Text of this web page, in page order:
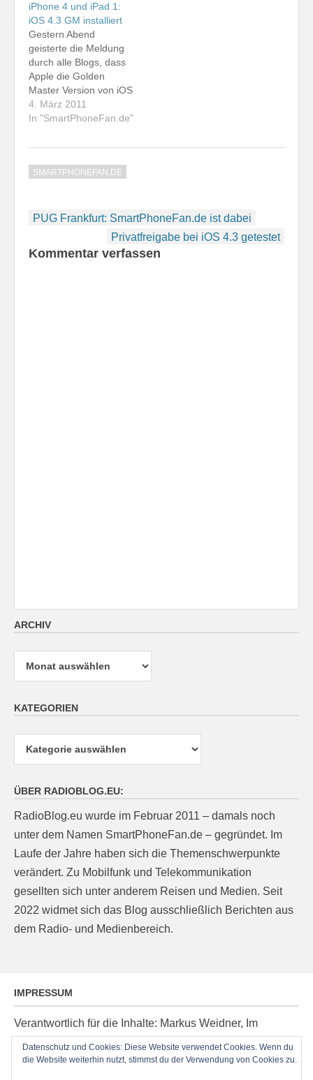
Demnach geht o2 nicht
davon aus, dass der
Fehler an der neuen
iPhone-Firmware liegt.
Der Anbieter will das
Problem nun auf der
Netzseite prüfen.
Unterdessen melden…
iPhone 4 und iPad 1:
iOS 4.3 GM installiert
Gestern Abend
geisterte die Meldung
durch alle Blogs, dass
Apple die Golden
Master Version von iOS
4.3 veröffentlicht hat.
Diese Firmware
der Variante, die später
abgegeben wird - es sei
gefunden. Ich habe
4. März 2011
In "SmartPhoneFan.de"
SMARTPHONEFAN.DE
Beitragsnavigation
PUG Frankfurt: SmartPhoneFan.de ist dabei
Privatfreigabe bei iOS 4.3 getestet
Kommentar verfassen
ARCHIV
Archiv
KATEGORIEN
ÜBER RADIOBLOG.EU:
RadioBlog.eu wurde im Februar 2011 – damals noch
unter dem Namen SmartPhoneFan.de – gegründet. Im
Laufe der Jahre haben sich die Themenschwerpunkte
verändert. Zu Mobilfunk und Telekommunikation
gesellten sich unter anderem Reisen und Medien. Seit
2022 widmet sich das Blog ausschließlich Berichten aus
dem Radio- und Medienbereich.
IMPRESSUM
Verantwortlich für die Inhalte: Markus Weidner, Im
Ziegelacker 20, D-63599 Biebergemünd, E-Mail:
post@radioblog.eu
Datenschutz und Cookies: Diese Website verwendet Cookies. Wenn du
die Website weiterhin nutzt, stimmst du der Verwendung von Cookies zu.